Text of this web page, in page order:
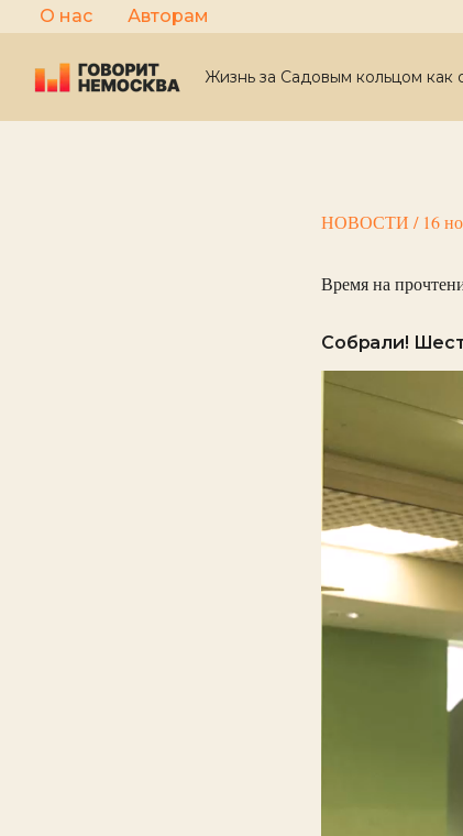
Перейти
к
содержимому
О нас Авторам
Жизнь за Садовым кольцом как
НОВОСТИ / 16
Время на
Собрали!